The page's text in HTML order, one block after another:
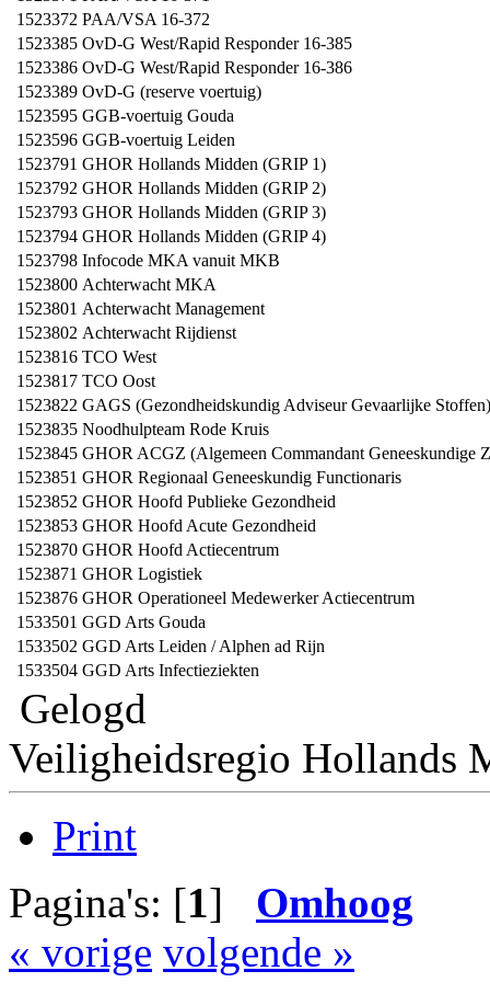
1523372 PAA/VSA 16-372
1523385 OvD-G West/Rapid Responder 16-385
1523386 OvD-G West/Rapid Responder 16-386
1523389 OvD-G (reserve voertuig)
1523595 GGB-voertuig Gouda
1523596 GGB-voertuig Leiden
1523791 GHOR Hollands Midden (GRIP 1)
1523792 GHOR Hollands Midden (GRIP 2)
1523793 GHOR Hollands Midden (GRIP 3)
1523794 GHOR Hollands Midden (GRIP 4)
1523798 Infocode MKA vanuit MKB
1523800 Achterwacht MKA
1523801 Achterwacht Management
1523802 Achterwacht Rijdienst
1523816 TCO West
1523817 TCO Oost
1523822 GAGS (Gezondheidskundig Adviseur Gevaarlijke Stoffen)
1523835 Noodhulpteam Rode Kruis
1523845 GHOR ACGZ (Algemeen Commandant Geneeskundige
1523851 GHOR Regionaal Geneeskundig Functionaris
1523852 GHOR Hoofd Publieke Gezondheid
1523853 GHOR Hoofd Acute Gezondheid
1523870 GHOR Hoofd Actiecentrum
1523871 GHOR Logistiek
1523876 GHOR Operationeel Medewerker Actiecentrum
1533501 GGD Arts Gouda
1533502 GGD Arts Leiden / Alphen ad Rijn
1533504 GGD Arts Infectieziekten
Gelogd
Veiligheidsregio Hollands
Print
Pagina's: [1] Omhoog
« vorige volgende »